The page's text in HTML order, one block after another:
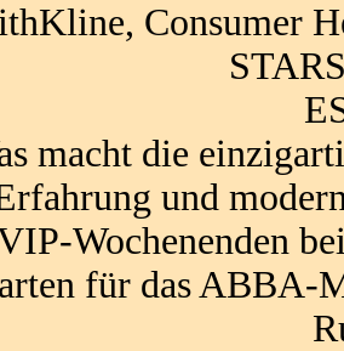
Consumer
macht die
und
Wochenenden
für das ABBA-